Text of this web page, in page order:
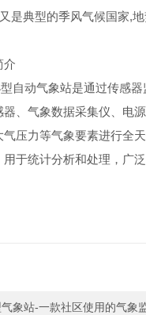
是典型的季风气候国家,
动气象站是通过传感器
气象数据采集仪、电源
压力等气象要素进行全
于统计分析和处理，广
象站-一款社区使用的气象